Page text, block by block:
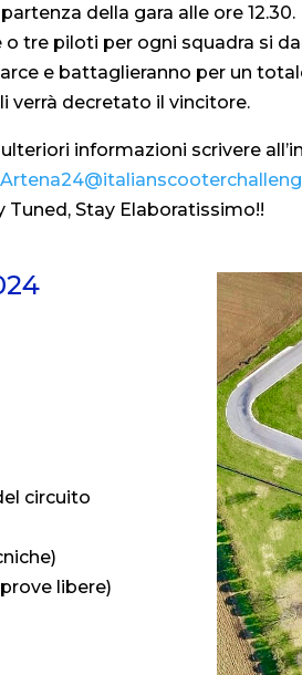
della gara alle ore 12.30.
o tre piloti per ogni squadra si
e battaglieranno per un
verrà decretato il vincitore.
ulteriori informazioni scrivere
Tuned, Stay Elaboratissimo!!
circuito
libere)